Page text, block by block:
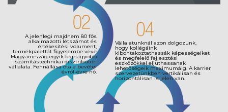
A jelenlegi majdnem 80 fős
alkalmazotti létszámot és
értékesítési volument,
termékpalettát figyelembe véve
Magyarország egyik legnagyobb
számítástechnikai disztribútori
vállalata. Fennállása óta a bevétel
évről-évre nő.
Vállalatunknál azon dolgozunk,
hogy kollégáink
kibontakoztathassák képességeiket
és megfelelő fejlesztési
eszközökkel eljuthassanak
lehetőségeik maximumáig. A karrier
szervezetünkben vertikálisan és
horizontálisan is jelen van.